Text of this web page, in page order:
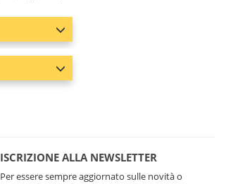
827 pz
345 pz
ISCRIZIONE ALLA NEWSLETTER
Per essere sempre aggiornato sulle novità o